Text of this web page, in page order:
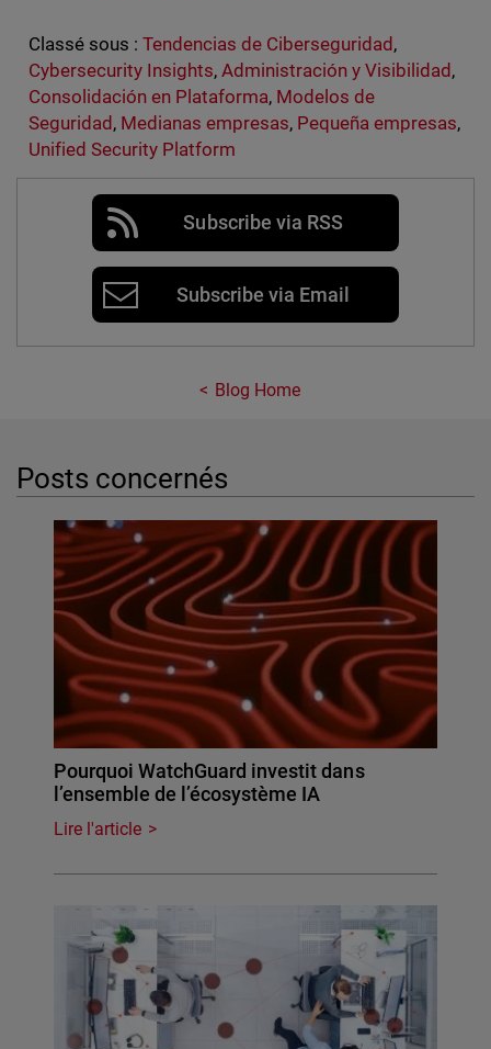
Classé sous : Tendencias de Ciberseguridad ,
Cybersecurity Insights, Administración y Visibilidad ,
Consolidación en Plataforma, Modelos de
Seguridad , Medianas empresas, Pequeña empresas,
Unified Security Platform
Subscribe via RSS
Subscribe via Email
Blog Home
Posts concernés
Pourquoi WatchGuard investit dans
l’ensemble de l’écosystème IA
Lire l'article